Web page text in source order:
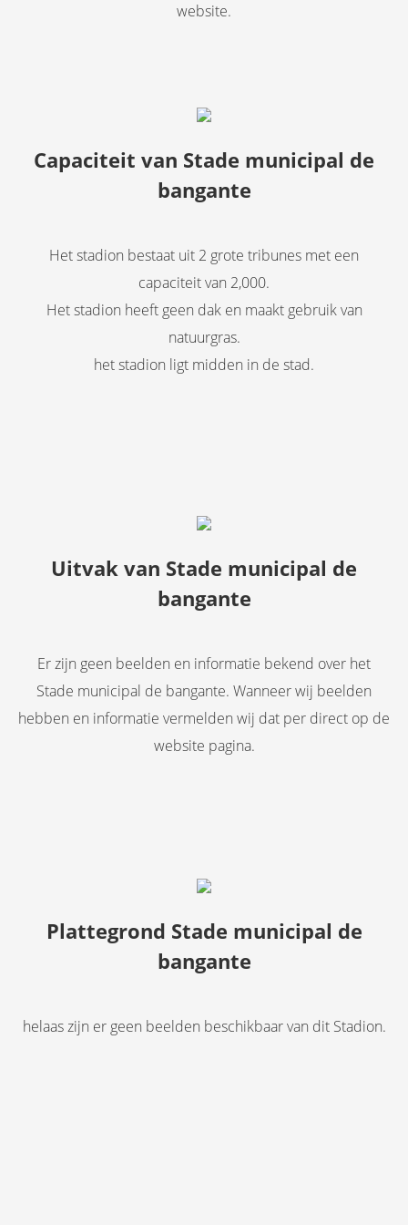
website.
Capaciteit van Stade municipal de
bangante
Het stadion bestaat uit 2 grote tribunes met een
capaciteit van 2,000.
Het stadion heeft geen dak en maakt gebruik van
natuurgras.
het stadion ligt midden in de stad.
Uitvak van Stade municipal de
bangante
Er zijn geen beelden en informatie bekend over het
Stade municipal de bangante. Wanneer wij beelden
hebben en informatie vermelden wij dat per direct op de
website pagina.
Plattegrond Stade municipal de
bangante
helaas zijn er geen beelden beschikbaar van dit Stadion.